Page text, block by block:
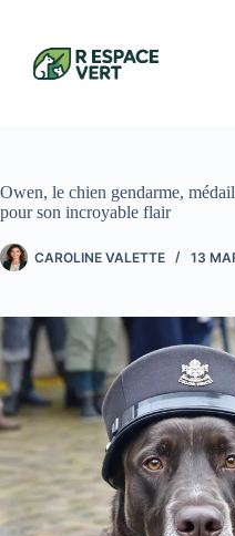
contenu
Owen, le chien gendarme,
pour son incroyable flair
CAROLINE VALETTE 13